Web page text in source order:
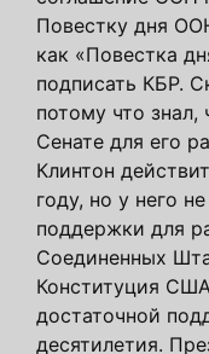
Повестку дня
как «Повестка
подписать КБР.
потому что знал,
Сенате для его
Клинтон
году, но у него
поддержки для
Соединенных
Конституция
достаточной
десятилетия.